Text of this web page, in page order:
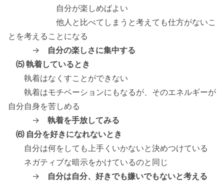
自分が楽しめばよい
他人と比べてしまうと考えても仕方がないこ
とを考えることになる
→ 自分の楽しさに集中する
⑸ 執着しているとき
執着はなくすことができない
執着はモチベーションにもなるが、そのエネルギーが
自分自身を苦しめる
→ 執着を手放してみる
⑹ 自分を好きになれないとき
自分は何をしても上手くいかないと決めつけている
ネガティブな暗示をかけているのと同じ
→ 自分は自分、好きでも嫌いでもないと考える